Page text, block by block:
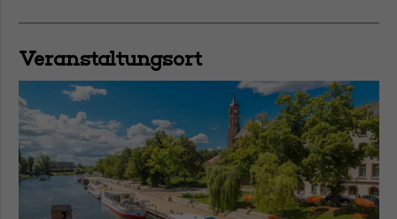
Veranstaltungsort